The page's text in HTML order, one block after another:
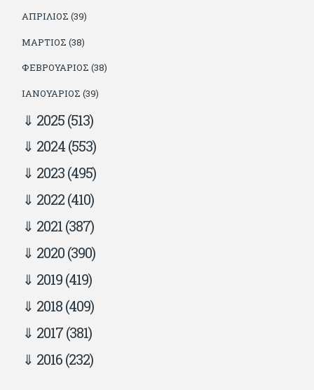
ΑΠΡΊΛΙΟΣ (39)
ΜΆΡΤΙΟΣ (38)
ΦΕΒΡΟΥΆΡΙΟΣ (38)
ΙΑΝΟΥΆΡΙΟΣ (39)
2025(513)
2024(553)
2023(495)
2022(410)
2021(387)
2020(390)
2019(419)
2018(409)
2017(381)
2016(232)